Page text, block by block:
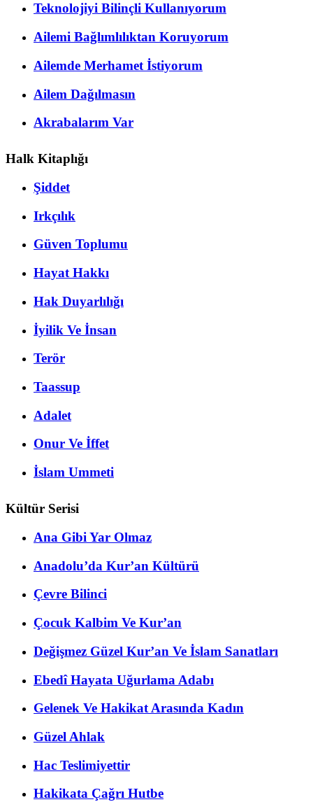
Teknolojiyi Bilinçli Kullanıyorum
Ailemi Bağlımlılıktan Koruyorum
Ailemde Merhamet İstiyorum
Ailem Dağılmasın
Akrabalarım Var
Halk Kitaplığı
Şiddet
Irkçılık
Güven Toplumu
Hayat Hakkı
Hak Duyarlılığı
İyilik Ve İnsan
Terör
Taassup
Adalet
Onur Ve İffet
İslam Ummeti
Kültür Serisi
Ana Gibi Yar Olmaz
Anadolu’da Kur’an Kültürü
Çevre Bilinci
Çocuk Kalbim Ve Kur’an
Değişmez Güzel Kur’an Ve İslam Sanatları
Ebedî Hayata Uğurlama Adabı
Gelenek Ve Hakikat Arasında Kadın
Güzel Ahlak
Hac Teslimiyettir
Hakikata Çağrı Hutbe